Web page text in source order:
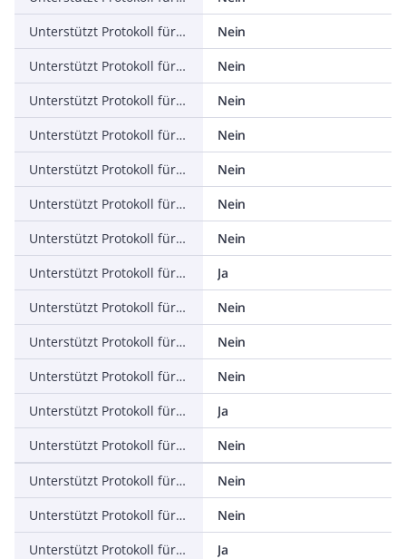
Unterstützt Protokoll für ASI
Nein
Unterstützt Protokoll für KNX
Nein
Unterstützt Protokoll für Modbus
Nein
Unterstützt Protokoll für Data-Highway
Nein
Unterstützt Protokoll für DeviceNet
Nein
Unterstützt Protokoll für SUCONET
Nein
Unterstützt Protokoll für LON
Nein
Unterstützt Protokoll für PROFINET IO
Ja
Unterstützt Protokoll für PROFINET CBA
Nein
Unterstützt Protokoll für SERCOS
Nein
Unterstützt Protokoll für Foundation Fieldbus
Nein
Unterstützt Protokoll für EtherNet/IP
Ja
Unterstützt Protokoll für AS-Interface Safety at Work
Nein
Unterstützt Protokoll für DeviceNet Safety
Nein
Unterstützt Protokoll für INTERBUS-Safety
Nein
Unterstützt Protokoll für PROFIsafe
Ja